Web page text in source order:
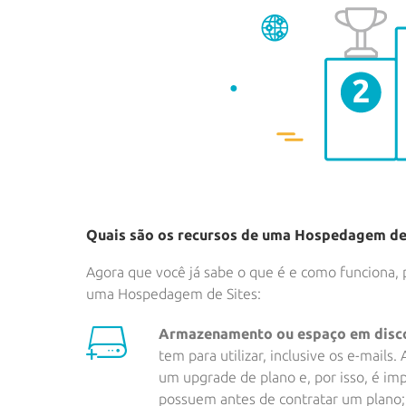
Quais são os recursos de uma Hospedagem
Agora que você já sabe o que é e como
uma Hospedagem de Sites:
Armazenamento ou espaço em
tem para utilizar, inclusive os e-mails.
um upgrade de plano e, por isso, é
possuem antes de contratar um plano;